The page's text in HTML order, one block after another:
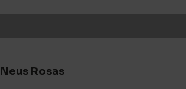
Neus Rosas